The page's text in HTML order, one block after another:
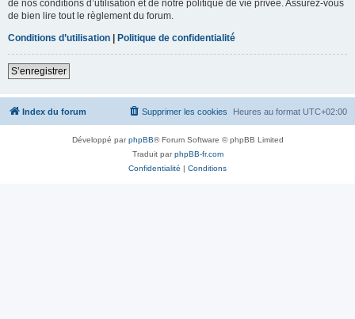
de nos conditions d’utilisation et de notre politique de vie privée. Assurez-vous
de bien lire tout le règlement du forum.
Conditions d’utilisation | Politique de confidentialité
S’enregistrer
Index du forum Heures au format UTC+02:00
Supprimer les cookies
Développé parphpBB® Forum Software © phpBB Limited
Traduit parphpBB-fr.com
Confidentialité | Conditions